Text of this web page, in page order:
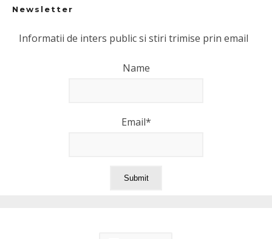
Newsletter
Informatii de inters public si stiri trimise prin email
Name
Email*